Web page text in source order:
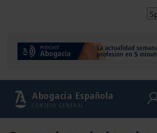
Abogacía Española
CONSEJO GENERAL